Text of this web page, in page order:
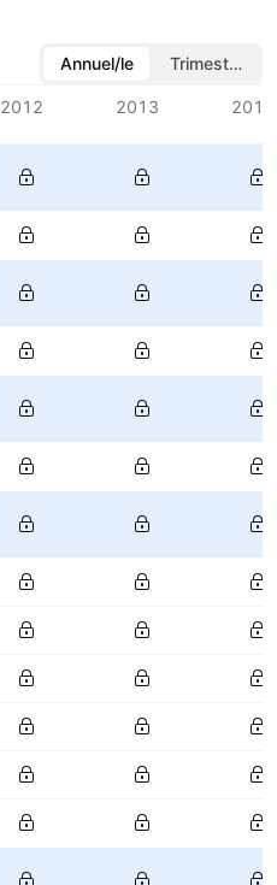
Annuel/le
Trimestriel/le
2012 2013 2014